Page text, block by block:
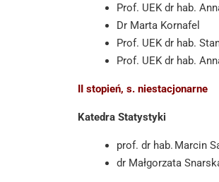
Prof. UEK dr hab.
Dr Marta Kornafel
Prof. UEK dr hab.
Prof. UEK dr hab.
II stopień, s. niestacjonarne
Katedra Statystyki
prof. dr hab. Marcin
dr Małgorzata